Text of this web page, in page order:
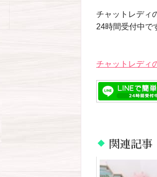
チャットレディ
24時間受付中で
チャットレディ
関連記事